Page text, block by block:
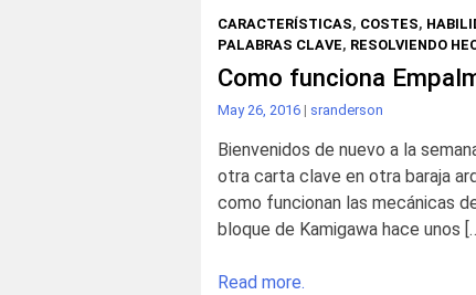
CARACTERÍSTICAS, COSTES,
PALABRAS CLAVE, RESOLVIENDO
Como funciona
May 26, 2016 | sranderson
Bienvenidos de nuevo a la
otra carta clave en otra baraja
como funcionan las mecánicas
bloque de Kamigawa hace unos
Read more.